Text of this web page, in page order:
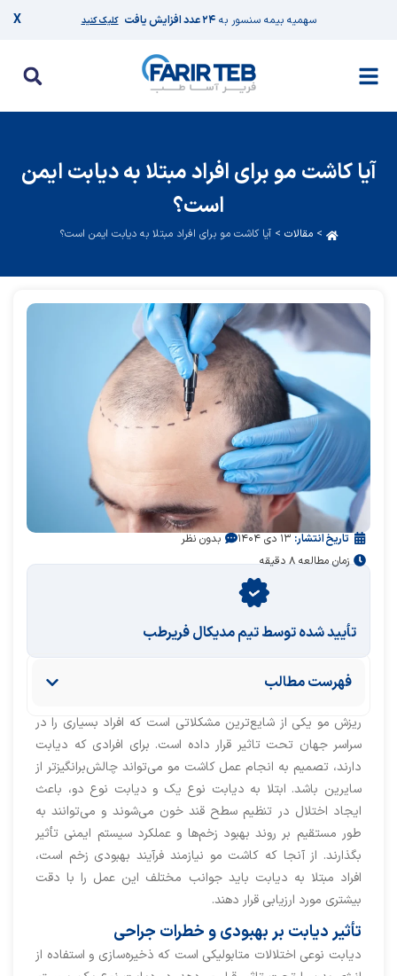
سهمیه بیمه سنسور به۲۴ عدد افزایش یافت کلیک کنید X
آیا کاشت مو برای افراد مبتلا به دیابت ایمن
است؟
>مقالات >آیا کاشت مو برای افراد مبتلا به دیابت ایمن است؟
تاریخ انتشار: ۱۳ دی ۱۴۰۴
بدون نظر
زمان مطالعه ۸ دقیقه
تأیید‌‌‌‌‌‌‌ شده توسط تیم مدیکال فریرطب
فهرست مطالب
ریزش مو یکی از شایع‌ترین مشکلاتی‌ است که افراد بسیاری را در
سراسر جهان تحت تاثیر قرار داده است. برای افرادی که دیابت
دارند، تصمیم به انجام عمل کاشت مو می‌تواند چالش‌برانگیزتر از
سایرین باشد. ابتلا به دیابت نوع یک و دیابت نوع دو، باعث
ایجاد اختلال در تنظیم سطح قند خون می‌شوند و می‌توانند به
‌طور مستقیم بر روند بهبود زخم‌ها و عملکرد سیستم ایمنی تأثیر
بگذارند. از آنجا که کاشت مو نیازمند فرآیند بهبودی زخم است،
افراد مبتلا به دیابت باید جوانب مختلف این عمل را با دقت
بیشتری مورد ارزیابی قرار دهند.
تأثیر دیابت بر بهبودی و خطرات جراحی
دیابت نوعی اختلالات متابولیکی است که ذخیره‌سازی و استفاده از